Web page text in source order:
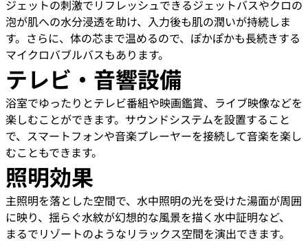
ジェットの刺激でリフレッシュできるジェットバスやクロの
泡が肌への水分浸透を助け、入力後も肌の潤いが持続しま
す。さらに、体の芯まで温めるので、ぽかぽかも長続きする
マイクロバブルバスもあります。
テレビ・音響設備
浴室でゆったりとテレビ番組や映画鑑賞、ライブ映像などを
楽しむことができます。サウンドシステムを設置すること
で、スマートフォンや音楽プレーヤーを接続して音楽を楽し
むこともできます。
照明効果
主照明を落とした空間で、水中照明の光を受けた湯面が周囲
に映り、揺らぐ水紋が幻想的な風景を描く水中証明など、
まるでリゾートのようなリラックス空間を演出できます。